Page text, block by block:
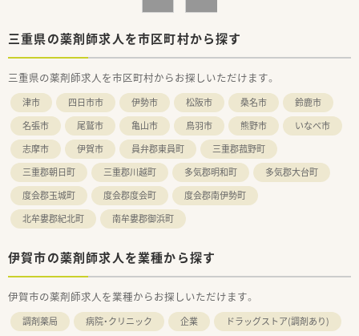
■広小路駅から徒歩1分と駅チカのため、公共交通機関で便利に
通勤したい方に最適です。
休消化率を求める方におすすめです。
■20代であれば未経験でも応募可能で、充実した教育体制のも
と成長したい意欲のある方。
三重県の薬剤師求人を市区町村から探す
三重県の薬剤師求人を市区町村からお探しいただけます。
津市 四日市市 伊勢市 松阪市 桑名市
鈴鹿市
名張市
尾鷲市 亀山市 鳥羽市 熊野市
いなべ市
志摩市
伊賀市 員弁郡東員町
三重郡菰野町
三重郡朝日町
三重郡川越町 多気郡明和町
多気郡大台町
度会郡玉城町
度会郡度会町
度会郡南伊勢町
北牟婁郡紀北町
南牟婁郡御浜町
伊賀市の薬剤師求人を業種から探す
伊賀市の薬剤師求人を業種からお探しいただけます。
調剤薬局 病院・クリニック 企業 ドラッグストア(調剤あり)